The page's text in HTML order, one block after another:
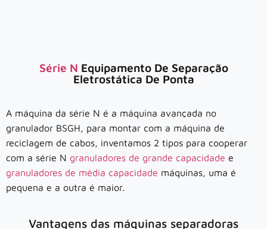
Série N Equipamento De Separação
Eletrostática De Ponta
A máquina da série N é a máquina avançada no
granulador BSGH, para montar com a máquina de
reciclagem de cabos, inventamos 2 tipos para cooperar
com a série N granuladores de grande capacidade e
granuladores de média capacidade máquinas, uma é
pequena e a outra é maior.
Vantagens das máquinas separadoras